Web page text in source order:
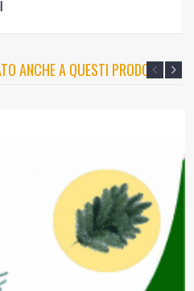
ANCHE A QUESTI PRODOTTI?